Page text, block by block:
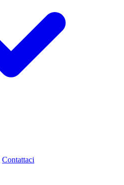
Contattaci